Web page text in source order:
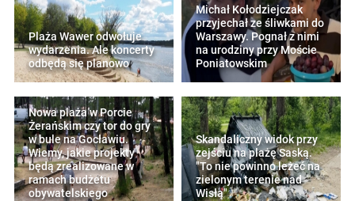
Plaża Wawer odwołuje
wydarzenia. Ale koncerty
odbędą się planowo
Michał Kołodziejczak
przyjechał ze śliwkami do
Warszawy. Pognał z nimi
na urodziny przy Moście
Poniatowskim
Nowa plaża w Porcie
Żerańskim czy tor do gry
w bule na Gocławiu.
Wiemy, jakie projekty
będą zrealizowane w
ramach budżetu
obywatelskiego
Skandaliczny widok przy
zejściu na plażę Saską.
"To nie powinno leżeć na
zielonym terenie nad
Wisłą"